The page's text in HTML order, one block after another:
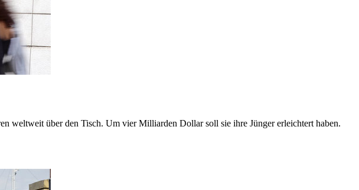
weltweit über den Tisch. Um vier Milliarden Dollar soll sie ihre Jünger erleichtert haben.